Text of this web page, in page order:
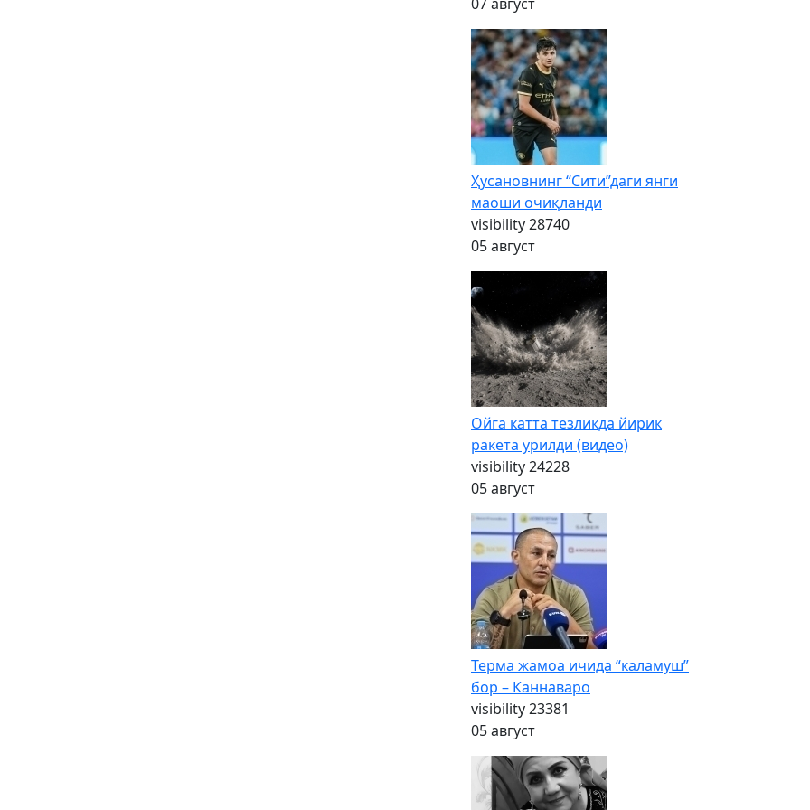
Ҳусановнинг “Сити”даги янги
маоши очиқланди
visibility28740
05 август
Ойга катта тезликда йирик
ракета урилди (видео)
visibility24228
05 август
Терма жамоа ичида “каламуш”
бор – Каннаваро
visibility23381
05 август